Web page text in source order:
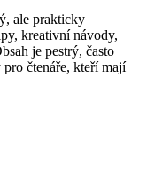
ale prakticky
kreativní návody,
je pestrý, často
čtenáře, kteří mají